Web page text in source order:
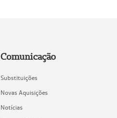
Comunicação
Substituições
Novas Aquisições
Notícias